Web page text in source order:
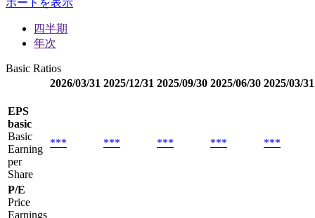
ポートを表示
四半期
年次
Basic Ratios
2026/03/31 2025/12/31 2025/09/30 2025/06/30 2025/03/31
EPS
basic
Basic
Earning
per
Share
*** *** *** *** ***
P/E
Price
Earnings